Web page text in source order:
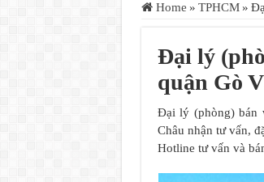
Home » TPHCM »
Đại lý
quận Gò
Đại lý (phòng) bán
Châu nhận tư vấn,
Hotline tư vấn và